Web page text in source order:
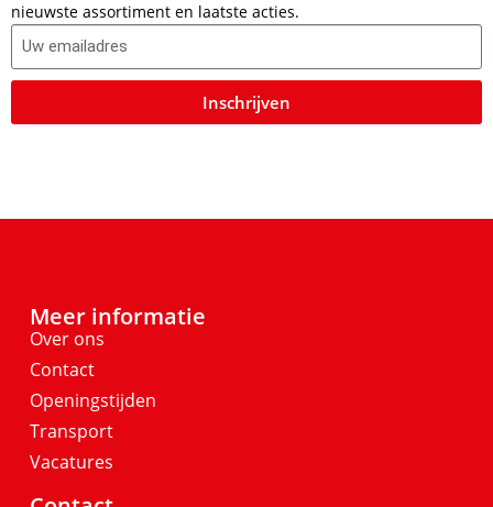
nieuwste assortiment en laatste acties.
Inschrijven
Meer informatie
Over ons
Contact
Openingstijden
Transport
Vacatures